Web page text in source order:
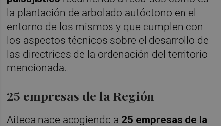
la plantación de arbolado autóctono en el
entorno de los mismos y que cumplen con
los aspectos técnicos sobre el desarrollo de
las directrices de la ordenación del territorio
mencionada.
25 empresas de la Región
Aiteca nace acogiendo a 25 empresas de la